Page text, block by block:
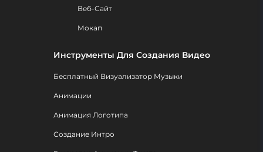
Веб-Сайт
Мокап
Инструменты Для Создания Видео
Бесплатный Визуализатор Музыки
Анимации
Анимация Логотипа
Создание Интро